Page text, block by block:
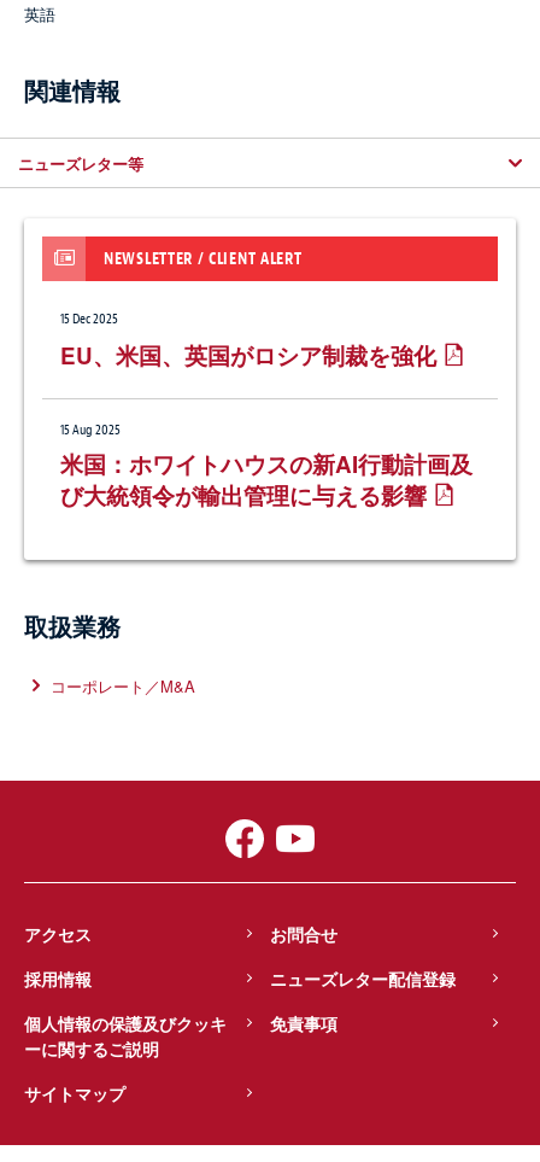
英語
関連情報
ニューズレター等
NEWSLETTER / CLIENT ALERT
15 Dec 2025
EU、米国、英国がロシア制裁を強化
15 Aug 2025
米国：ホワイトハウスの新AI行動計画及
び大統領令が輸出管理に与える影響
取扱業務
コーポレート／M&A
アクセス
お問合せ
採用情報
ニューズレター配信登録
個人情報の保護及びクッキ
ーに関するご説明
免責事項
サイトマップ